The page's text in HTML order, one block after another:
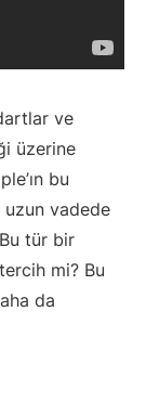
ve
üzerine
bu
uzun vadede
tür bir
mi? Bu
da